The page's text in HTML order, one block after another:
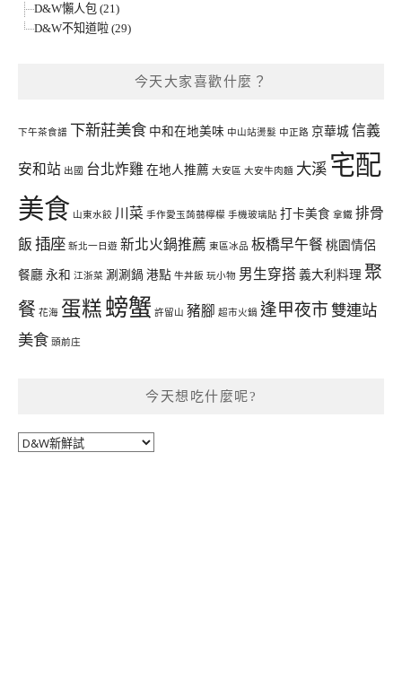
D&W懶人包 (21)
D&W不知道啦 (29)
今天大家喜歡什麼？
下午茶食譜 下新莊美食 中和在地美味 中山站燙髮 中正路 京華城 信義
安和站 出國 台北炸雞 在地人推薦 大安區 大安牛肉麵 大溪 宅配
美食 山東水餃 川菜 手作愛玉蒟蒻檸檬 手機玻璃貼 打卡美食 拿鐵 排骨
飯 插座 新北一日遊 新北火鍋推薦 東區冰品 板橋早午餐 桃園情侶
餐廳 永和 江浙菜 涮涮鍋 港點 牛丼飯 玩小物 男生穿搭 義大利料理 聚
餐 花海 蛋糕 螃蟹 許留山 豬腳 超市火鍋 逢甲夜市 雙連站
美食 頭前庄
今天想吃什麼呢?
今